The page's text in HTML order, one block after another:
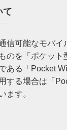
て
信可能なモバイ
のを「ポケット
ある「Pocket
する場合は「
ます。